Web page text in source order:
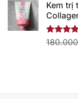
5 sao
Kem trị
Được